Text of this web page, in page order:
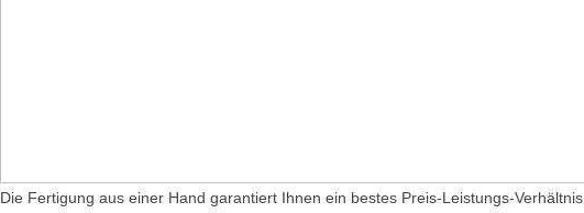
Die Fertigung aus einer Hand garantiert Ihnen ein bestes Preis-Leistungs-Verhältnis.